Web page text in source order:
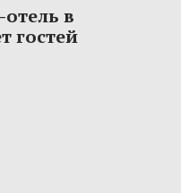
в
гостей